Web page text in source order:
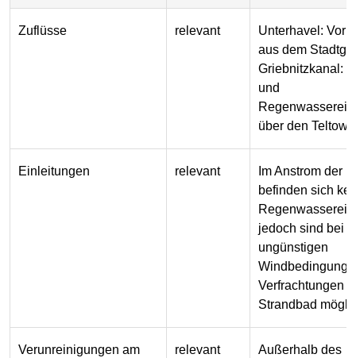
Zuflüsse relevant
Unterhavel:
aus dem
Griebnitzkanal:
und
über den
Einleitungen relevant
Im Anstrom der
befinden sich
jedoch sind bei
ungünstigen
Verfrachtungen
Strandbad
Verunreinigungen am
relevant
Außerhalb des